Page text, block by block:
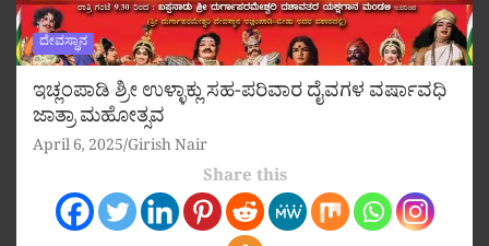
ದೇವಸ್ಥಾನ
ಇಚ್ಲಂಪಾಡಿ ಶ್ರೀ ಉಳ್ಳಾಕ್ಲು ಸಹ-ಪರಿವಾರ ದೈವಗಳ ವರ್ಷಾವಧಿ
ಜಾತ್ರಾ ಮಹೋತ್ಸವ
April 6, 2025 Girish Nair
Share this